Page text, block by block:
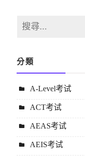
分類
A-Level考试
ACT考试
AEAS考试
AEIS考试